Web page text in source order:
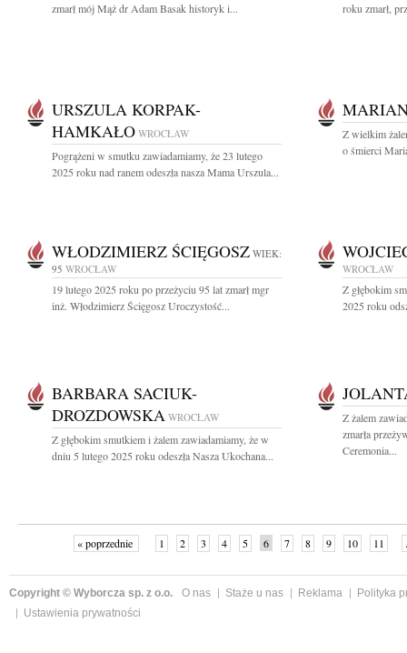
zmarł mój Mąż dr Adam Basak historyk i...
roku zmarł,
URSZULA KORPAK-
HAMKAŁO WROCŁAW
Pogrążeni w smutku zawiadamiamy, że 23 lutego
2025 roku nad ranem odeszła nasza Mama Urszula...
Z wielkim
o śmierci
WŁODZIMIERZ ŚCIĘGOSZ WIEK:
95 WROCŁAW
19 lutego 2025 roku po przeżyciu 95 lat zmarł mgr
inż. Włodzimierz Ścięgosz Uroczystość...
WROCŁAW
Z głębokim
2025 roku
BARBARA SACIUK-
DROZDOWSKA WROCŁAW
Z głębokim smutkiem i żalem zawiadamiamy, że w
dniu 5 lutego 2025 roku odeszła Nasza Ukochana...
Z żalem
zmarła
Ceremonia...
« poprzednie 1 2 3 4 5 6 7 8 9 10 11
Copyright © Wyborcza sp. z o.o. O nas Staże u nas Reklama
Polityka
Ustawienia prywatności